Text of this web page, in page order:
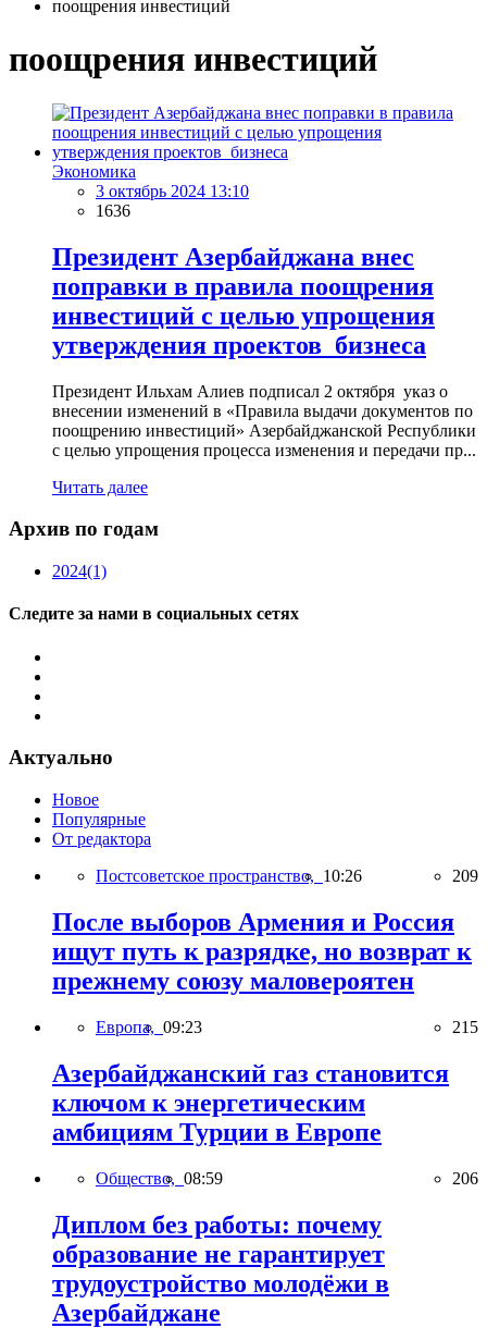
поощрения инвестиций
поощрения инвестиций
Экономика
3 октябрь 2024 13:10
1636
Президент Азербайджана внес
поправки в правила поощрения
инвестиций с целью упрощения
утверждения проектов бизнеса
Президент Ильхам Алиев подписал 2 октября указ о
внесении изменений в «Правила выдачи документов по
поощрению инвестиций» Азербайджанской Республики
с целью упрощения процесса изменения и передачи пр...
Читать далее
Архив по годам
2024(1)
Следите за нами в социальных сетях
Актуально
Новое
Популярные
От редактора
Постсоветское пространство, 10:26 209
После выборов Армения и Россия
ищут путь к разрядке, но возврат к
прежнему союзу маловероятен
Европа, 09:23 215
Азербайджанский газ становится
ключом к энергетическим
амбициям Турции в Европе
Общество, 08:59 206
Диплом без работы: почему
образование не гарантирует
трудоустройство молодёжи в
Азербайджане